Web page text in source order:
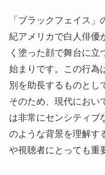
「ブラックフェイス
紀アメリカで白人俳優
く塗った顔で舞台に立
始まりです。この行為
別を助長するものとし
そのため、現代におい
は非常にセンシティブ
のような背景を理解す
や視聴者にとっても重